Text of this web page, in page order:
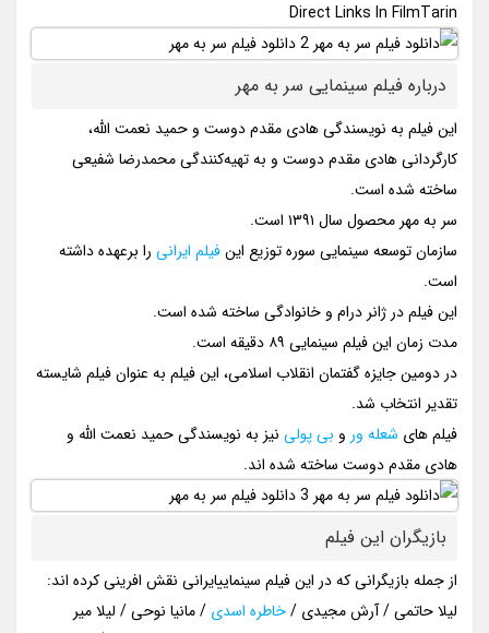
Direct Links In FilmTarin
درباره فیلم سینمایی سر به مهر
این فیلم به نویسندگی هادی مقدم دوست و حمید نعمت الله،
کارگردانی هادی مقدم دوست و به تهیه‌کنندگی محمدرضا شفیعی
ساخته شده است.
سر به مهر محصول سال ۱۳۹۱ است.
سازمان توسعه سینمایی سوره توزیع اینفیلم ایرانی را برعهده داشته
است.
این فیلم در ژانر درام و خانوادگی ساخته شده است.
مدت زمان این فیلم سینمایی ۸۹ دقیقه است.
در دومین جایزه گفتمان انقلاب اسلامی، این فیلم به عنوان فیلم شایسته
تقدیر انتخاب شد.
فیلم های شعله ور و بی پولی نیز به نویسندگی حمید نعمت الله و
هادی مقدم دوست ساخته شده اند.
بازیگران این فیلم
از جمله بازیگرانی که در این فیلم سینماییایرانی نقش افرینی کرده اند:
لیلا حاتمی / آرش مجیدی /خاطره اسدی / مانیا نوحی / لیلا میر